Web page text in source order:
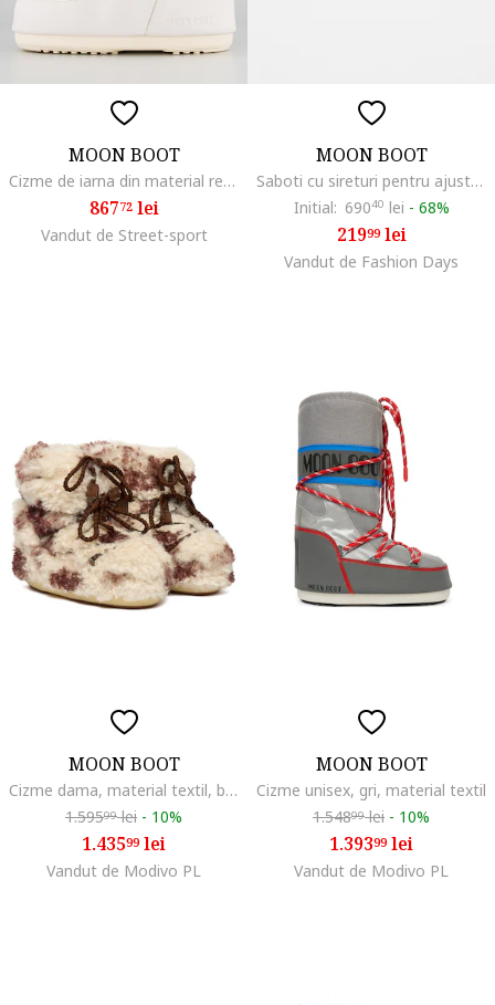
MOON BOOT
Cizme de iarna din material rezistent la apa Icon, Alb fildes
86772lei
Vandut de Street-sport
MOON BOOT
Saboti cu sireturi pentru ajustare, Crem
Initial: 69040 lei - 68%
21999lei
Vandut de Fashion Days
MOON BOOT
Cizme dama, material textil, bej, set de iarna
1.59599lei - 10%
1.43599lei
Vandut de Modivo PL
MOON BOOT
Cizme unisex, gri, material textil
1.54899lei - 10%
1.39399lei
Vandut de Modivo PL